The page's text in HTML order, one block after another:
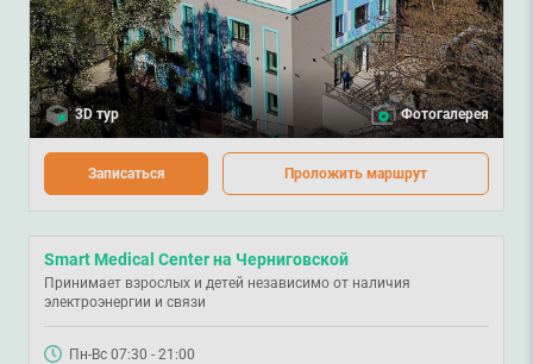
3D тур Фотогалерея
Записаться Проложить маршрут
Smart Medical Center на Черниговской
Принимает взрослых и детей независимо от наличия
электроэнергии и связи
Пн-Вс 07:30 - 21:00